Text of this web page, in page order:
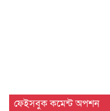
ফেইসবুক কমেন্ট অপশন